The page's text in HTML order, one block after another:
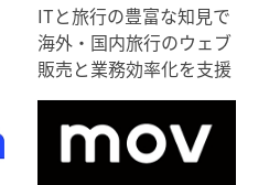
ITと旅行の豊富な知見で
海外・国内旅行のウェブ
販売と業務効率化を支援